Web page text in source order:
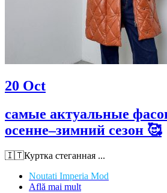
20 Oct
самые актуальные
осенне–зимний сезон 🥰
🇮🇹Куртка стеганная ...
Noutati Imperia Mod
Află mai mult